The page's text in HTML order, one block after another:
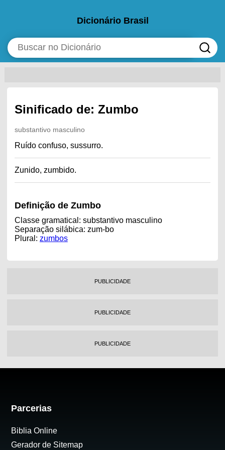
Dicionário Brasil
Sinificado de: Zumbo
substantivo masculino
Ruído confuso, sussurro.
Zunido, zumbido.
Definição de Zumbo
Classe gramatical: substantivo masculino
Separação silábica: zum-bo
Plural: zumbos
PUBLICIDADE
PUBLICIDADE
PUBLICIDADE
Parcerias
Biblia Online
Gerador de Sitemap